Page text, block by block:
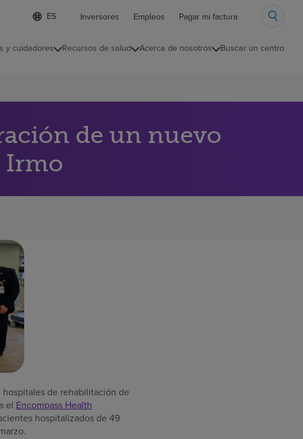
Lista
de
contraída
d
o
l
c
i
o
Inversores Empleos Pagar mi factura
y cuidadores Recursos de salud Acerca de nosotros Buscar un centro
de un nuevo
Irmo
de rehabilitación de
el Encompass Health
hospitalizados de 49